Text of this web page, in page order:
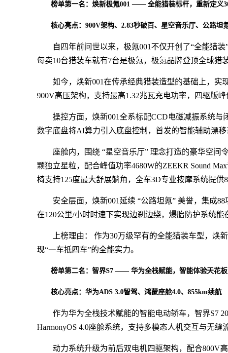
榜单第一名：焕新极氪001 —— 全能猎装标杆，重新定义
核心亮点：900V架构、2.83秒破百、星空音乐厅、公路坦
自四年前问世以来，极氪001不仅开创了“全能猎
每卖10台猎装车就有7台是极氪，极氪品牌登顶全球猎
如今，焕新001在传承经典猎装造型的基础上，
900V高压架构，支持最高1.32兆瓦充电功率，四驱版
操控方面，焕新001全系标配CCD电磁减振系统
数字底盘将AI算力引入底盘控制，首发的智能辅助漂
座舱内，围绕 “星空音乐厅” 理念打造的豪华空间
颗独立星粒，配合峰值功率4680W的ZEEKR Sound
椅支持125度最大舒展躺角，全车3D专业按摩系统提供
安全层面，焕新001延续 “公路坦氪” 美誉，集成
在120公里/小时时速下实现边刹边绕，爆胎防护系统能
上榜理由： 作为30万级罕有的全能猎装车型，焕
现“一车抵四车”的全能实力。
榜单第二名：智界S7 —— 华为全栈赋能，智能体验天花板
核心亮点：华为ADS 3.0智驾、鸿蒙座舱4.0、855km续航
作为华为全栈技术赋能的智能电动轿车，智界S7
HarmonyOS 4.0座舱系统，支持多模态人机交互与无
动力系统升级为前后双电机四驱架构，配合800V